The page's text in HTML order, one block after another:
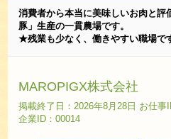
消費者から本当に美味しいお肉と評
豚」生産の一貫農場です。
★残業も少なく、働きやすい職場で
MAROPIGX株式会社
掲載終了日：2026年8月28日 お仕事
企業ID：00014